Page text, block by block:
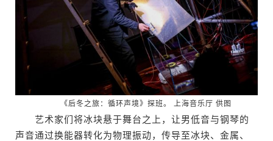
《后冬之旅：循环声境》探班。 上海音乐厅 供图
艺术家们将冰块悬于舞台之上，让男低音与钢琴的
声音通过换能器转化为物理振动，传导至冰块、金属、